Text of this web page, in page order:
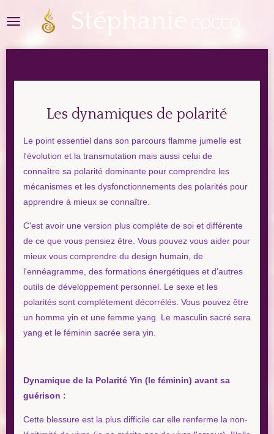
au
Stéphanie
Les dynamiques de polarité
Le point essentiel dans son parcours flamme jumelle est
l'évolution et la transmutation mais aussi celui de
connaître sa polarité dominante pour comprendre les
mécanismes et les dysfonctionnements des polarités pour
apprendre à mieux se connaître.
C'est avoir une version plus complète de soi et différente
de ce que vous pensiez être. Vous pouvez vous aider pour
mieux vous comprendre du design humain, de
l'ennéagramme, des formations énergétiques et d'autres
outils de développement personnel. Le sexe et les
polarités sont complètement décorrélés. Vous pouvez être
un homme yin et une femme yang. Le masculin sacré sera
yang et le féminin sacrée sera yin.
Dynamique de la Polarité Yin (le féminin) avant sa
guérison :
Cette blessure est la plus difficile car elle renferme la non-